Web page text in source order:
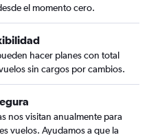
el momento cero.
hacer planes con total
sin cargos por cambios.
nos visitan anualmente para
vuelos. Ayudamos a que la